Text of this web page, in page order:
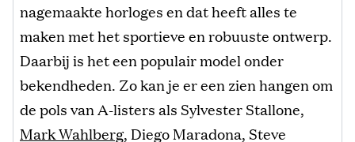
nagemaakte horloges en dat heeft alles te
maken met het sportieve en robuuste ontwerp.
Daarbij is het een populair model onder
bekendheden. Zo kan je er een zien hangen om
de pols van A-listers als Sylvester Stallone,
Mark Wahlberg, Diego Maradona, Steve